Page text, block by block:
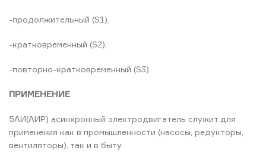
-продолжительный (S1),
-кратковременный (S2),
-повторно-кратковременный (S3).
ПРИМЕНЕНИЕ
5АИ(АИР) асинхронный электродвигатель служит для
применения как в промышленности (насосы, редукторы,
вентиляторы), так и в быту.